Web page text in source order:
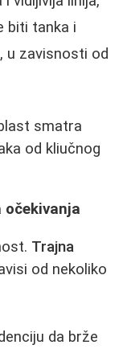
biti tanka i
u zavisnosti od
smatra
od kliučnog
očekivanja
Trajna
od nekoliko
da brže